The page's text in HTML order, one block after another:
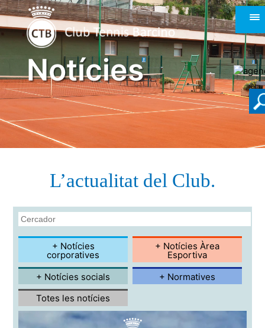
Notícies
L’actualitat del Club.
+ Notícies
corporatives
+ Notícies Àrea
Esportiva
+ Notícies socials
+ Normatives
Totes les notícies